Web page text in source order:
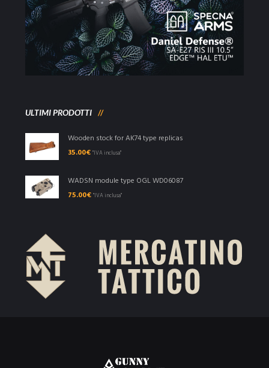
ULTIMI PRODOTTI
Wooden stock for AK74 type replicas
35.00€ "IVA inclusa"
WADSN module type OGL WD06087
75.00€ "IVA inclusa"